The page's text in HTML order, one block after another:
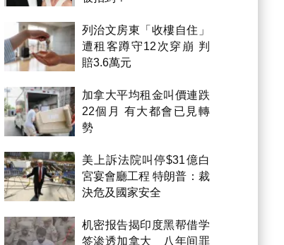
列治文房東「收樓自住」
遭租客蹲守12次穿崩 判
賠3.6萬元
加拿大平均租金叫價連跌
22個月 有大都會已見轉
勢
美上訴法院叫停$31億白
宮宴會廳工程 特朗普：裁
決危及國家安全
机密报告揭印度黑帮借学
签渗透加拿大 八年间罪